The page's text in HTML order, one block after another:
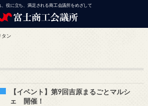
、役に立ち、満足される商工会議所をめざして
タン
【イベント】第9回吉原まるごとマルシ
ェ 開催！